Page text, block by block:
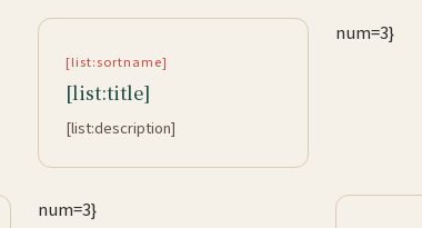
[list:sortname]
[list:title]
[list:description]
num=3}
num=3}